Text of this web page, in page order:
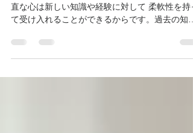
素直な心で
何かを学ぶ上で素直さは宝のようなものです。素
て受け入れることができるからです。過去の知識
や先入観にとらわれず、 素直な姿勢で新たな情報